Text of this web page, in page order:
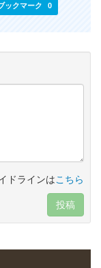
ックマーク 0
ドラインはこちら
投稿